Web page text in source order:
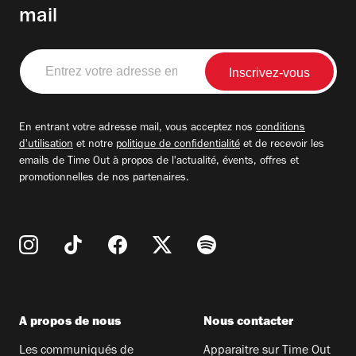
mail
Entrez
votre
adresse
En entrant votre adresse mail, vous acceptez nos conditions
d'utilisation et notre politique de confidentialité et de recevoir les
emails de Time Out à propos de l'actualité, évents, offres et
promotionnelles de nos partenaires.
A propos de nous
Les communiqués de
Nous contacter
Apparaitre sur Time Out